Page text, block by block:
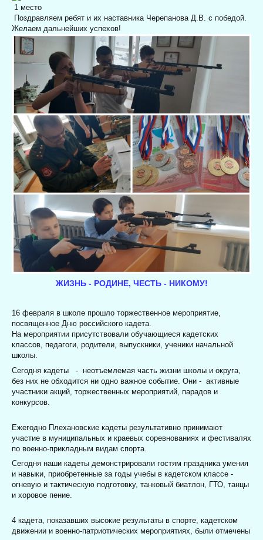
1 место
Поздравляем ребят и их наставника Черепанова Д.В. с победой.
Желаем дальнейших успехов!
ЖИЗНЬ - РОДИНЕ, ЧЕСТЬ - НИКОМУ!
16 февраля в школе прошло торжественное мероприятие,
посвященное Дню российского кадета.
На мероприятии присутствовали обучающиеся кадетских
классов, педагоги, родители, выпускники, ученики начальной
школы.
Сегодня кадеты - неотъемлемая часть жизни школы и округа,
без них не обходится ни одно важное событие. Они - активные
участники акций, торжественных мероприятий, парадов и
конкурсов.
Ежегодно Плехановские кадеты результативно принимают
участие в муниципальных и краевых соревнованиях и фестивалях
по военно-прикладным видам спорта.
Сегодня наши кадеты демонстрировали гостям праздника умения
и навыки, приобретенные за годы учебы в кадетском классе -
огневую и тактическую подготовку, танковый биатлон, ГТО, танцы
и хоровое пение.
4 кадета, показавших высокие результаты в спорте, кадетском
движении и военно-патриотических мероприятиях, были отмечены